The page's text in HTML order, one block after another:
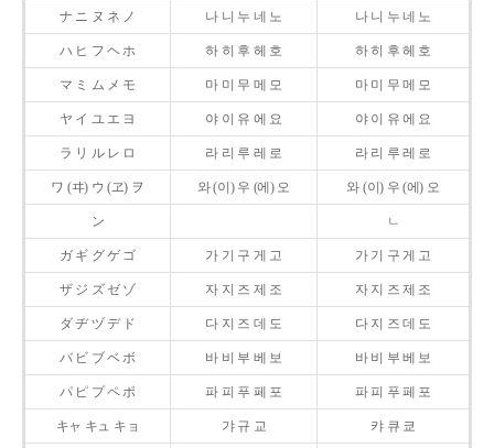
ナ ニ ヌ ネ ノ 나 니 누 네 노 나 니 누 네 노
ハ ヒ フ ヘ ホ 하 히 후 헤 호 하 히 후 헤 호
マ ミ ム メ モ 마 미 무 메 모 마 미 무 메 모
ヤ イ ユ エ ヨ 야 이 유 에 요 야 이 유 에 요
ラ リ ル レ ロ 라 리 루 레 로 라 리 루 레 로
ワ (ヰ) ウ (ヱ) ヲ 와 (이) 우 (에) 오 와 (이) 우 (에) 오
ン ㄴ
ガ ギ グ ゲ ゴ 가 기 구 게 고 가 기 구 게 고
ザ ジ ズ ゼ ゾ 자 지 즈 제 조 자 지 즈 제 조
ダ ヂ ヅ デ ド 다 지 즈 데 도 다 지 즈 데 도
バ ビ ブ ベ ボ 바 비 부 베 보 바 비 부 베 보
パ ピ プ ペ ポ 파 피 푸 페 포 파 피 푸 페 포
キャ キュ キョ 갸 규 교 캬 큐 쿄